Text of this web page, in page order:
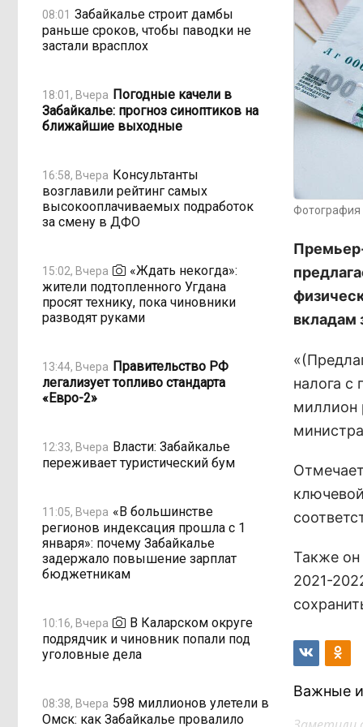
08:01 Забайкалье строит дамбы
раньше сроков, чтобы паводки не
застали врасплох
18:01, Вчера Погодные качели в
Забайкалье: прогноз синоптиков на
ближайшие выходные
16:58, Вчера Консультанты
возглавили рейтинг самых
высокооплачиваемых подработок
за смену в ДФО
15:02, Вчера
«Ждать некогда»:
жители подтопленного Угдана
просят технику, пока чиновники
разводят руками
13:44, Вчера Правительство РФ
легализует топливо стандарта
«Евро-2»
12:33, Вчера Власти: Забайкалье
переживает туристический бум
11:05, Вчера «В большинстве
регионов индексация прошла с 1
января»: почему Забайкалье
задержало повышение зарплат
бюджетникам
10:16, Вчера
В Каларском округе
подрядчик и чиновник попали под
уголовные дела
08:38, Вчера 598 миллионов улетели в
Омск: как Забайкалье провалило
Фотография
вкладам
налога с
миллион
Также он
2021-
Важные